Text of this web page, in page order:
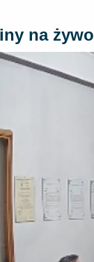
na żywo